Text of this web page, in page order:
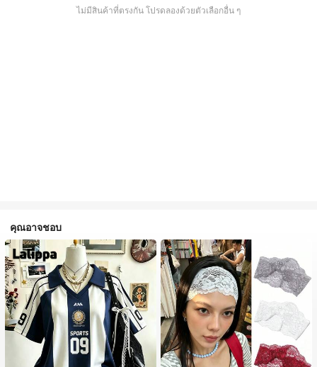
ไม่มีสินค้าที่ตรงกัน โปรดลองด้วยตัวเลือกอื่น ๆ
คุณอาจชอบ